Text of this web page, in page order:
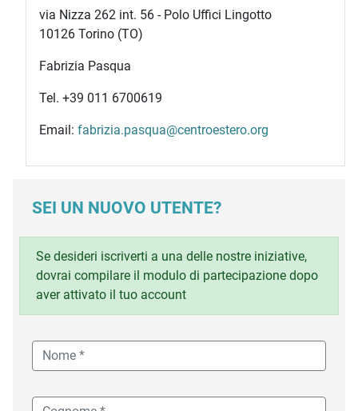
via Nizza 262 int. 56 - Polo Uffici Lingotto
10126 Torino (TO)
Fabrizia Pasqua
Tel. +39 011 6700619
Email: fabrizia.pasqua@centroestero.org
SEI UN NUOVO UTENTE?
Se desideri iscriverti a una delle nostre iniziative,
dovrai compilare il modulo di partecipazione dopo
aver attivato il tuo account